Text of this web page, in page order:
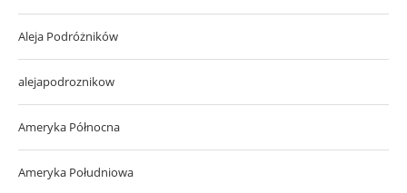
Aleja Podróżników
alejapodroznikow
Ameryka Północna
Ameryka Południowa